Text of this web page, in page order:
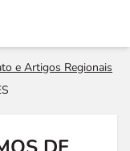
e Artigos Regionais